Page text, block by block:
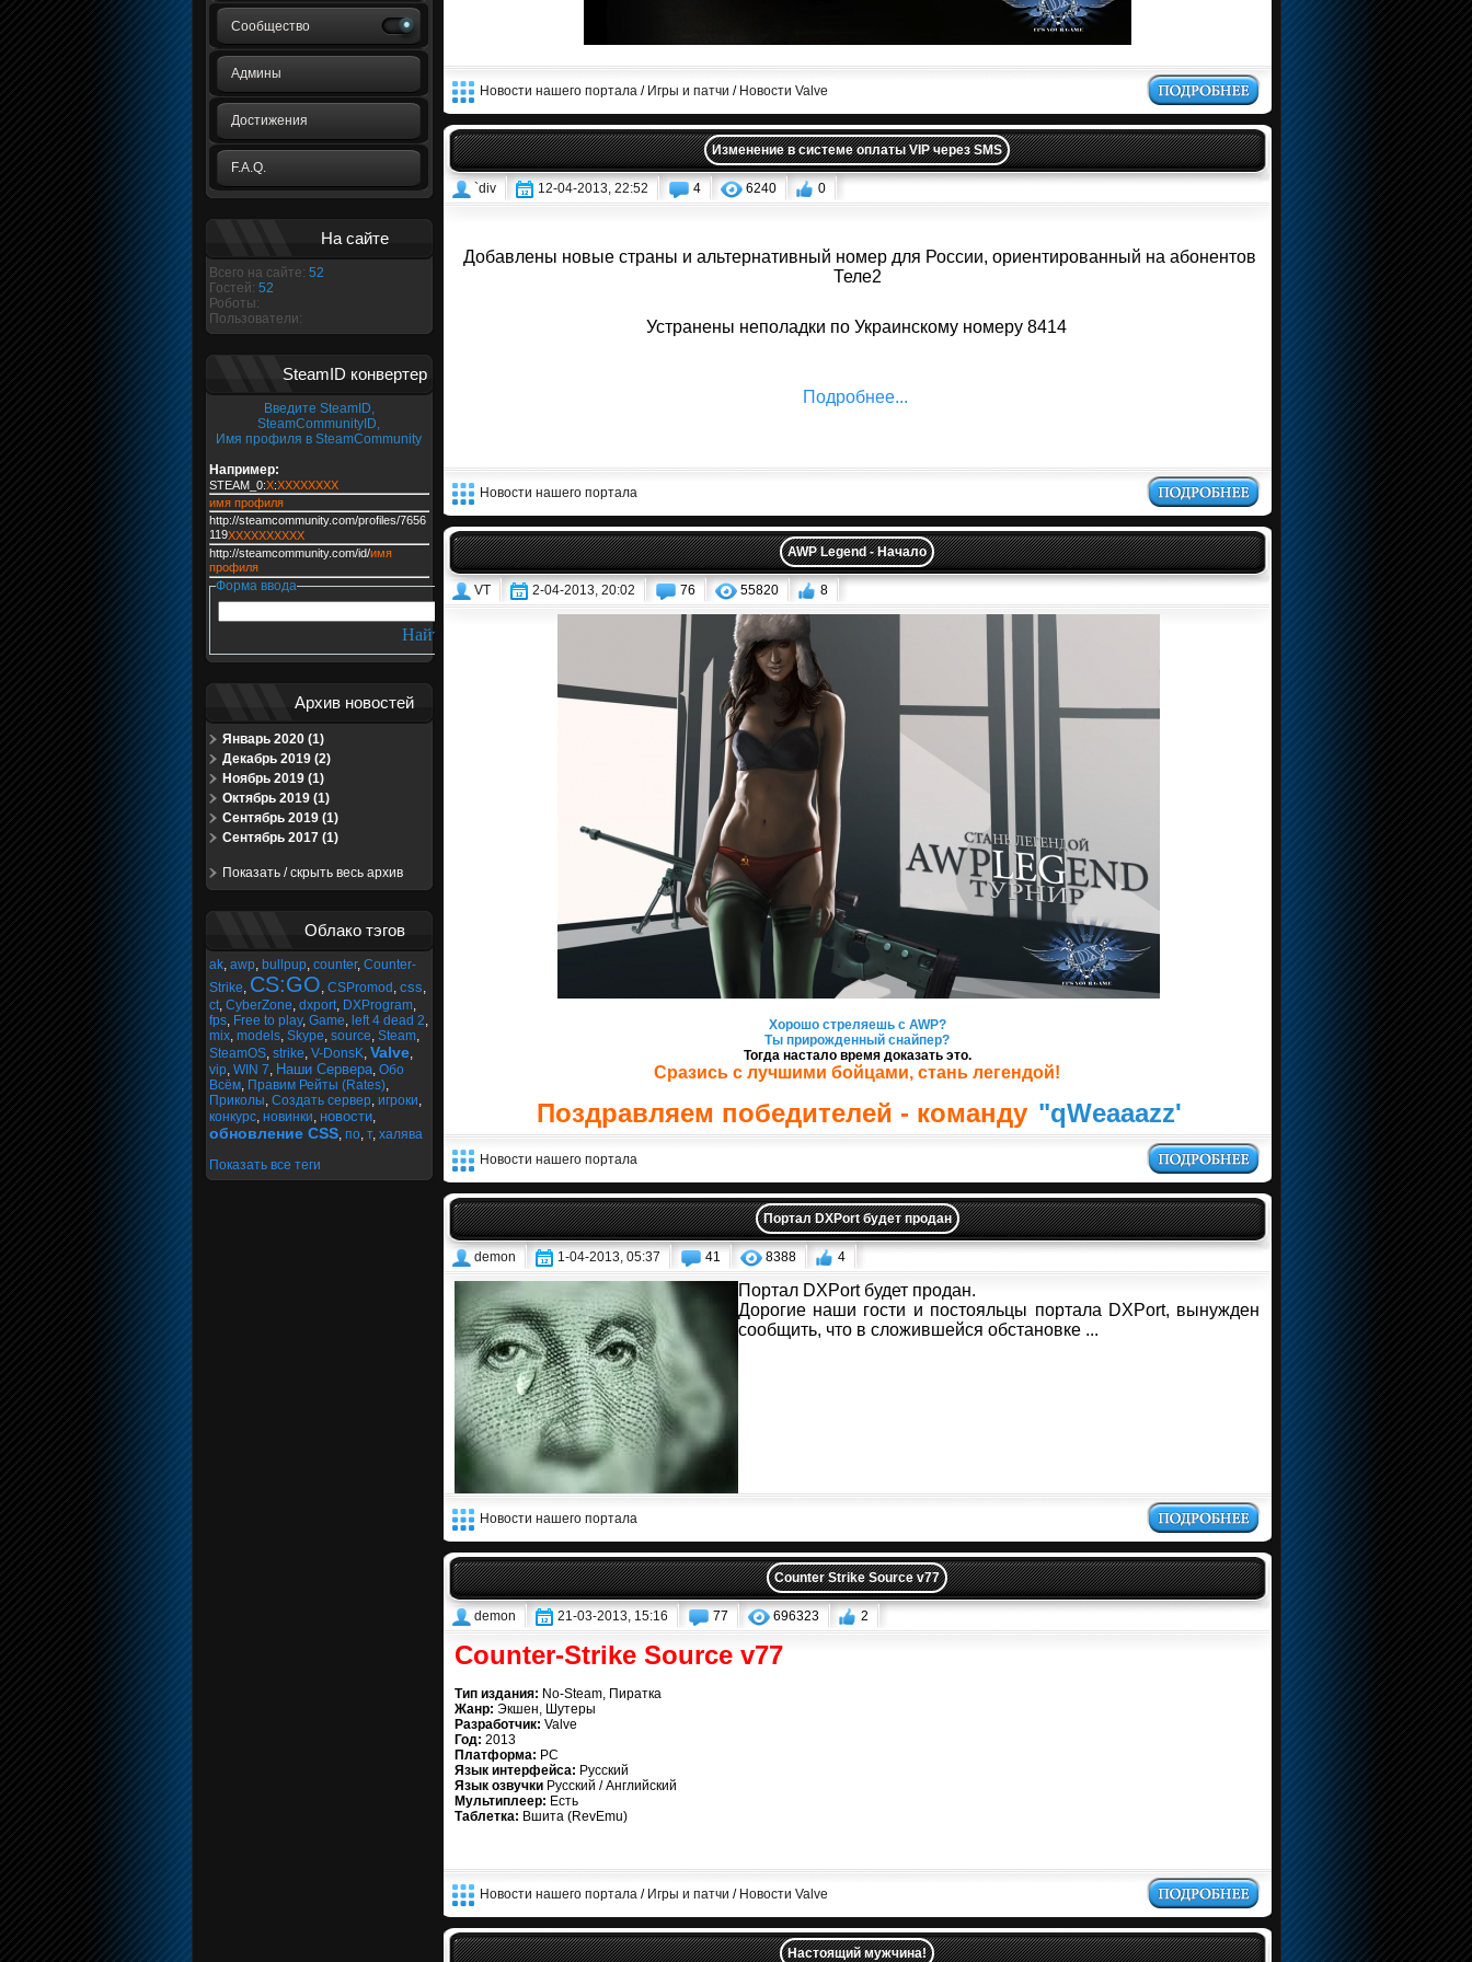
Сообщество
Админы
Достижения
F.A.Q.
На сайте
Всего на сайте: 52
Гостей: 52
Роботы:
Пользователи:
SteamID конвертер
Введите SteamID,
SteamCommunityID,
Имя профиля в SteamCommunity
Например:
STEAM_0:X:XXXXXXXX
имя профиля
http://steamcommunity.com/profiles/7656
119XXXXXXXXXX
http://steamcommunity.com/id/имя
профиля
Форма ввода
Архив новостей
Январь 2020 (1)
Декабрь 2019 (2)
Ноябрь 2019 (1)
Октябрь 2019 (1)
Сентябрь 2019 (1)
Сентябрь 2017 (1)
Показать / скрыть весь архив
Облако тэгов
ak, awp, bullpup, counter, Counter-
Strike, CS:GO, CSPromod , css,
ct, CyberZone, dxport, DXProgram,
fps, Free to play, Game, left 4 dead 2,
mix, models, Skype, source, Steam,
SteamOS, strike, V-DonsK, Valve,
vip, WIN 7, Наши Сервера, Обо
Всём, Правим Рейты (Rates),
Приколы, Создать сервер, игроки,
конкурс, новинки, новости,
обновление CSS, по, т, халява
Показать все теги
Новости нашего портала/ Игры и патчи / Новости Valve
Изменение в системе оплаты VIP через SMS
`div 12-04-2013, 22:52 4 6240 0
Добавлены новые страны и альтернативный номер для России, ориентированный на абонентов
Теле2
Устранены неполадки по Украинскому номеру 8414
Подробнее...
Новости нашего портала
AWP Legend - Начало
VT 2-04-2013, 20:02 76 55820 8
Хорошо стреляешь с AWP?
Ты прирожденный снайпер?
Тогда настало время доказать это.
Сразись с лучшими бойцами, стань легендой!
Поздравляем победителей - команду "qWeaaazz'
Новости нашего портала
Портал DXPort будет продан
demon 1-04-2013, 05:37 41 8388 4
Портал DXPort будет продан.
Дорогие наши гости и постояльцы портала DXPort, вынужден
сообщить, что в сложившейся обстановке ...
Новости нашего портала
Counter Strike Source v77
demon 21-03-2013, 15:16 77 696323 2
Counter-Strike Source v77
Тип издания: No-Steam, Пиратка
Жанр: Экшен, Шутеры
Разработчик: Valve
Год: 2013
Платформа: PC
Язык интерфейса: Русский
Язык озвучкиРусский / Английский
Мультиплеер: Есть
Таблетка: Вшита (RevEmu)
Новости нашего портала/ Игры и патчи / Новости Valve
Настоящий мужчина!